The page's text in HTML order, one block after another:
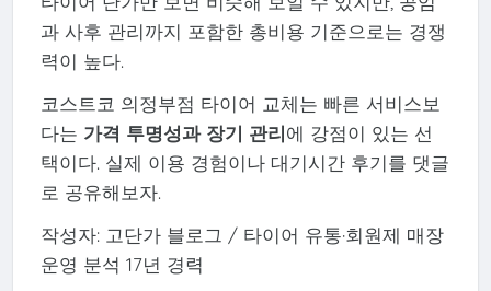
과 사후 관리까지 포함한 총비용 기준으로는 경쟁
력이 높다.
코스트코 의정부점 타이어 교체는 빠른 서비스보
다는 가격 투명성과 장기 관리에 강점이 있는 선
택이다. 실제 이용 경험이나 대기시간 후기를 댓글
로 공유해보자.
작성자: 고단가 블로그 / 타이어 유통·회원제 매장
운영 분석 17년 경력